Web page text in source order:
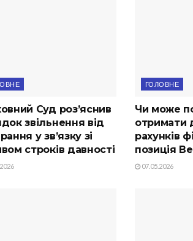
Суд роз’яснив
звільнення від
у зв’язку зі
строків давності
ГОЛОВНЕ
Чи може
отримати
рахунків
позиція
07.05.2026